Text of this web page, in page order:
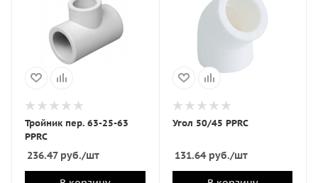
Тройник пер. 63-25-63
PPRC
236.47руб./шт
Угол 50/45 PPRC
131.64руб./шт